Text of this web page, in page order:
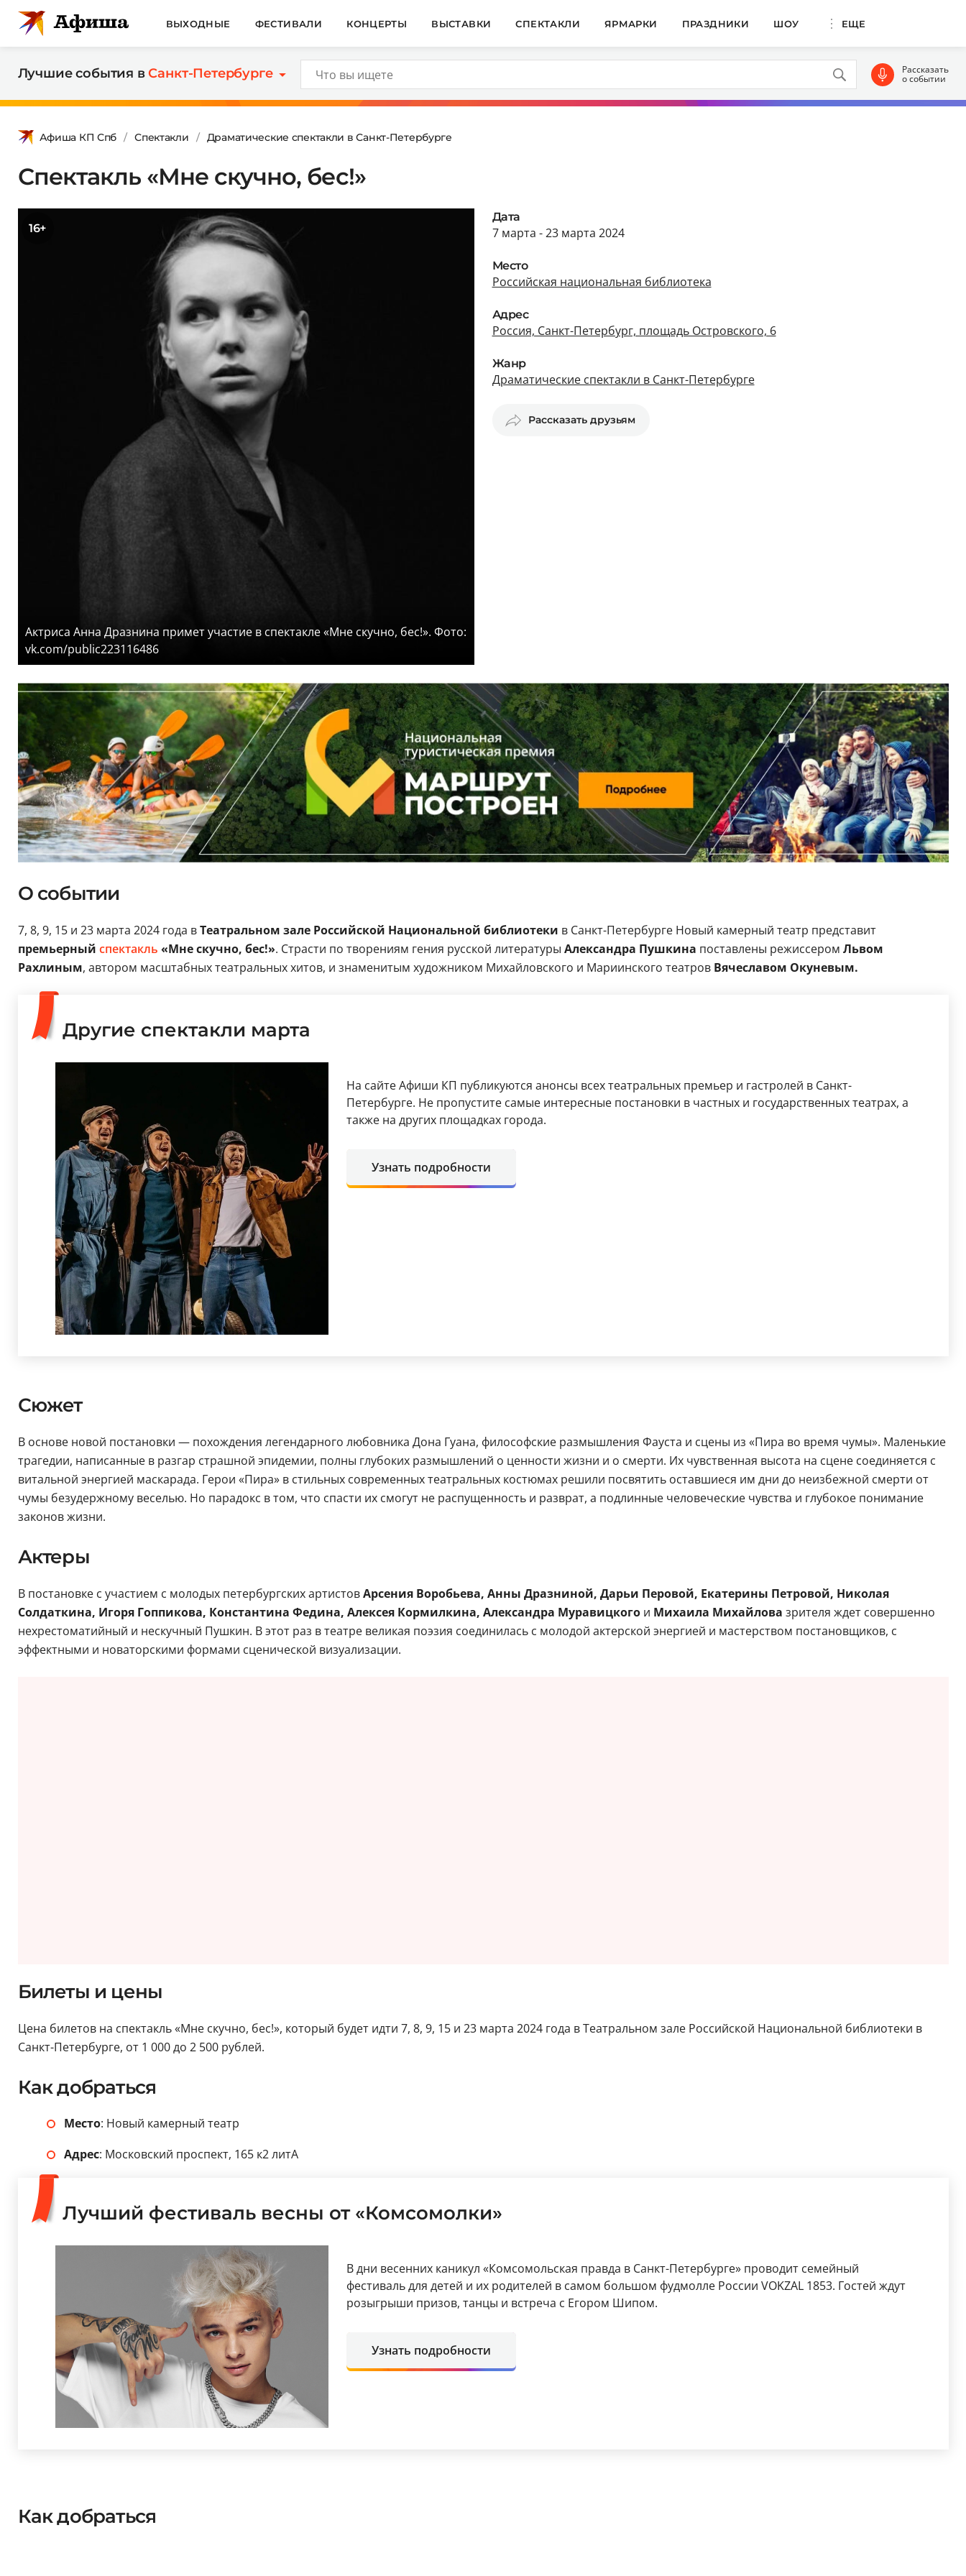
ВЫХОДНЫЕ ФЕСТИВАЛИ КОНЦЕРТЫ ВЫСТАВКИ СПЕКТАКЛИ ЯРМАРКИ ПРАЗДНИКИ ШОУ ЕЩЕ
Лучшие события вСанкт-Петербурге Рассказать
о событии
Афиша КП Спб Спектакли Драматические спектакли в Санкт-Петербурге
Спектакль «Мне скучно, бес!»
16+
Актриса Анна Дразнина примет участие в спектакле «Мне скучно, бес!». Фото:
vk.com/public223116486
Дата
7 марта - 23 марта 2024
Место
Российская национальная библиотека
Адрес
Россия, Санкт-Петербург, площадь Островского, 6
Жанр
Драматические спектакли в Санкт-Петербурге
Рассказать друзьям
О событии
7, 8, 9, 15 и 23 марта 2024 года вТеатральном зале Российской Национальной библиотеки в Санкт-Петербурге Новый камерный театр представит
премьерный спектакль «Мне скучно, бес!». Страсти по творениям гения русской литературы Александра Пушкина поставлены режиссером Львом
Рахлиным, автором масштабных театральных хитов, и знаменитым художником Михайловского и Мариинского театров Вячеславом Окуневым.
Другие спектакли марта
На сайте Афиши КП публикуются анонсы всех театральных премьер и гастролей в Санкт-
Петербурге. Не пропустите самые интересные постановки в частных и государственных театрах, а
также на других площадках города.
Узнать подробности
Сюжет
В основе новой постановки — похождения легендарного любовника Дона Гуана, философские размышления Фауста и сцены из «Пира во время чумы». Маленькие
трагедии, написанные в разгар страшной эпидемии, полны глубоких размышлений о ценности жизни и о смерти. Их чувственная высота на сцене соединяется с
витальной энергией маскарада. Герои «Пира» в стильных современных театральных костюмах решили посвятить оставшиеся им дни до неизбежной смерти от
чумы безудержному веселью. Но парадокс в том, что спасти их смогут не распущенность и разврат, а подлинные человеческие чувства и глубокое понимание
законов жизни.
Актеры
В постановке с участием с молодых петербургских артистовАрсения Воробьева, Анны Дразниной, Дарьи Перовой, Екатерины Петровой, Николая
Солдаткина, Игоря Гоппикова, Константина Федина, Алексея Кормилкина, Александра Муравицкого и Михаила Михайлова зрителя ждет совершенно
нехрестоматийный и нескучный Пушкин. В этот раз в театре великая поэзия соединилась с молодой актерской энергией и мастерством постановщиков, с
эффектными и новаторскими формами сценической визуализации.
Билеты и цены
Цена билетов на спектакль «Мне скучно, бес!», который будет идти 7, 8, 9, 15 и 23 марта 2024 года в Театральном зале Российской Национальной библиотеки в
Санкт-Петербурге, от 1 000 до 2 500 рублей.
Как добраться
Место: Новый камерный театр
Адрес: Московский проспект, 165 к2 литА
Лучший фестиваль весны от «Комсомолки»
В дни весенних каникул «Комсомольская правда в Санкт-Петербурге» проводит семейный
фестиваль для детей и их родителей в самом большом фудмолле России VOKZAL 1853. Гостей ждут
розыгрыши призов, танцы и встреча с Егором Шипом.
Узнать подробности
Как добраться